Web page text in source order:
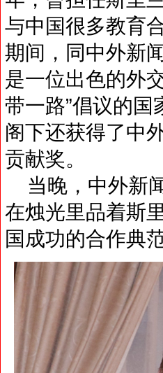
与中国很多教育
期间，同中外新
是一位出色的外
带一路”倡议的
阁下还获得了中
贡献奖。
当晚，中外新
在烛光里品着斯
国成功的合作典